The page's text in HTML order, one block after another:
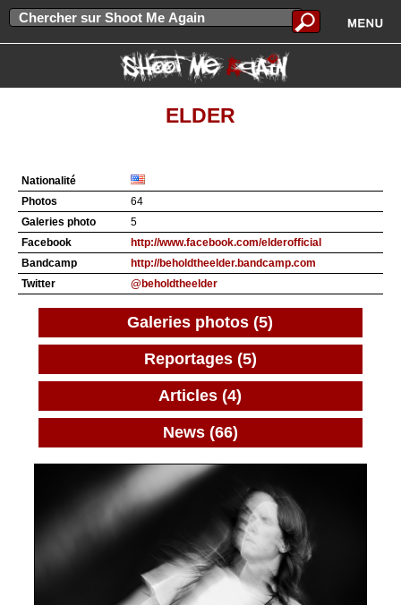
ELDER
Nationalité
Photos
64
Galeries photo
5
Facebook
http://www.facebook.com/elderofficial
Bandcamp
http://beholdtheelder.bandcamp.com
Twitter
@beholdtheelder
Galeries photos (5)
Reportages (5)
Articles (4)
News (66)